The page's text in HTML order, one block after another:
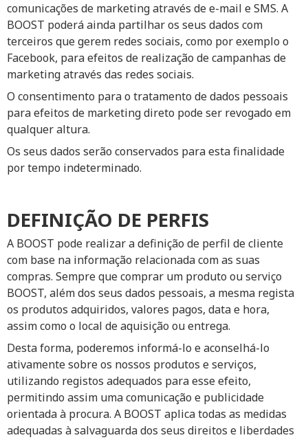
comunicações de marketing através de e-mail e SMS. A
BOOST poderá ainda partilhar os seus dados com
terceiros que gerem redes sociais, como por exemplo o
Facebook, para efeitos de realização de campanhas de
marketing através das redes sociais.
O consentimento para o tratamento de dados pessoais
para efeitos de marketing direto pode ser revogado em
qualquer altura.
Os seus dados serão conservados para esta finalidade
por tempo indeterminado.
DEFINIÇÃO DE PERFIS
A BOOST pode realizar a definição de perfil de cliente
com base na informação relacionada com as suas
compras. Sempre que comprar um produto ou serviço
BOOST, além dos seus dados pessoais, a mesma regista
os produtos adquiridos, valores pagos, data e hora,
assim como o local de aquisição ou entrega.
Desta forma, poderemos informá-lo e aconselhá-lo
ativamente sobre os nossos produtos e serviços,
utilizando registos adequados para esse efeito,
permitindo assim uma comunicação e publicidade
orientada à procura. A BOOST aplica todas as medidas
adequadas à salvaguarda dos seus direitos e liberdades